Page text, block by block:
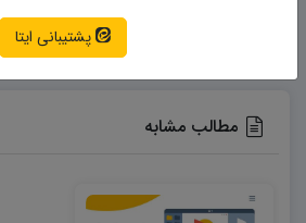
مطالب مشابه
پشتیبانی ایتا